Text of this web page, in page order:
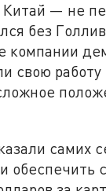
Китай — не
без
компании
свою
самих
обеспечить